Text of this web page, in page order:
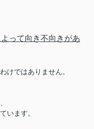
って向き不向きがあ
けではありません。
います。